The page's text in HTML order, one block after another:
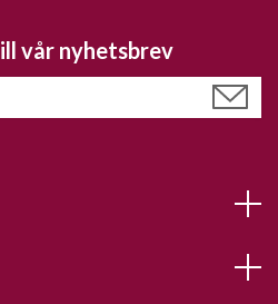
vår nyhetsbrev